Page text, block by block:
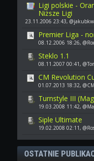
Ligi polskie -
Niższe Ligi
23.11.2006 23:43,
Premier Liga -
08.12.2006 18:26,
Steklo 1.1
08.11.2007 00:41,
CM Revolution
01.07.2013 18:32,
Turnstyle III
19.03.2008 11:42,
Siple Ultimate
19.02.2008 02:11,
OSTATNIE